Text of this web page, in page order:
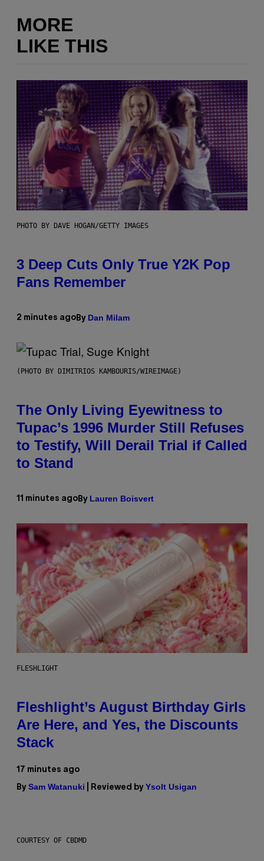
MORE
LIKE THIS
PHOTO BY DAVE HOGAN/GETTY IMAGES
3 Deep Cuts Only True Y2K Pop
Fans Remember
2 minutes ago By Dan Milam
(PHOTO BY DIMITRIOS KAMBOURIS/WIREIMAGE)
The Only Living Eyewitness to
Tupac’s 1996 Murder Still Refuses
to Testify, Will Derail Trial if Called
to Stand
11 minutes ago By Lauren Boisvert
FLESHLIGHT
Fleshlight’s August Birthday Girls
Are Here, and Yes, the Discounts
Stack
17 minutes ago
By Sam Watanuki | Reviewed by Ysolt Usigan
COURTESY OF CBDMD